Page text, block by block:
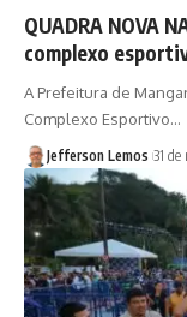
QUADRA NOVA
complexo
A Prefeitura de
Complexo Esportivo…
Jefferson Lemos 31 de